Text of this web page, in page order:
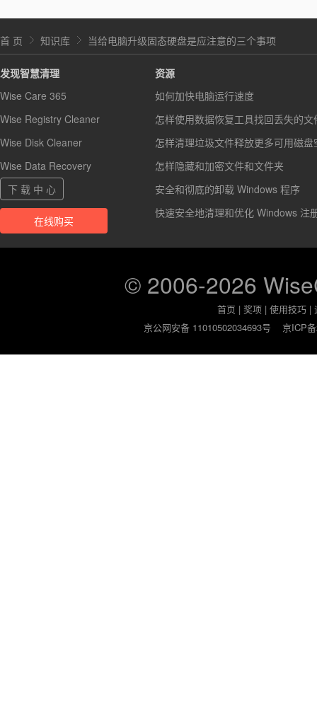
首 页 知识库 当给电脑升级固态硬盘是应注意的三个事项
发现智慧清理
Wise Care 365
Wise Registry Cleaner
Wise Disk Cleaner
Wise Data Recovery
下 载 中 心
在线购买
资源
如何加快电脑运行速度
怎样使用数据恢复工具找回丢失的文
怎样清理垃圾文件释放更多可用磁盘
怎样隐藏和加密文件和文件夹
安全和彻底的卸载 Windows 程序
快速安全地清理和优化 Windows 注
© 2006-2026
首页 |奖项 |使用技巧 |
京公网安备 11010502034693号
京ICP